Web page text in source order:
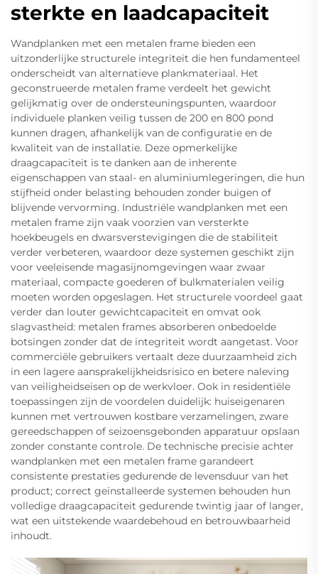
sterkte en laadcapaciteit
Wandplanken met een metalen frame bieden een
uitzonderlijke structurele integriteit die hen fundamenteel
onderscheidt van alternatieve plankmateriaal. Het
geconstrueerde metalen frame verdeelt het gewicht
gelijkmatig over de ondersteuningspunten, waardoor
individuele planken veilig tussen de 200 en 800 pond
kunnen dragen, afhankelijk van de configuratie en de
kwaliteit van de installatie. Deze opmerkelijke
draagcapaciteit is te danken aan de inherente
eigenschappen van staal- en aluminiumlegeringen, die hun
stijfheid onder belasting behouden zonder buigen of
blijvende vervorming. Industriële wandplanken met een
metalen frame zijn vaak voorzien van versterkte
hoekbeugels en dwarsverstevigingen die de stabiliteit
verder verbeteren, waardoor deze systemen geschikt zijn
voor veeleisende magasijnomgevingen waar zwaar
materiaal, compacte goederen of bulkmaterialen veilig
moeten worden opgeslagen. Het structurele voordeel gaat
verder dan louter gewichtcapaciteit en omvat ook
slagvastheid: metalen frames absorberen onbedoelde
botsingen zonder dat de integriteit wordt aangetast. Voor
commerciële gebruikers vertaalt deze duurzaamheid zich
in een lagere aansprakelijkheidsrisico en betere naleving
van veiligheidseisen op de werkvloer. Ook in residentiële
toepassingen zijn de voordelen duidelijk: huiseigenaren
kunnen met vertrouwen kostbare verzamelingen, zware
gereedschappen of seizoensgebonden apparatuur opslaan
zonder constante controle. De technische precisie achter
wandplanken met een metalen frame garandeert
consistente prestaties gedurende de levensduur van het
product; correct geïnstalleerde systemen behouden hun
volledige draagcapaciteit gedurende twintig jaar of langer,
wat een uitstekende waardebehoud en betrouwbaarheid
inhoudt.